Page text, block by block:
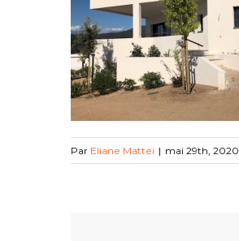
Par Eliane Mattei | mai 29th, 2020